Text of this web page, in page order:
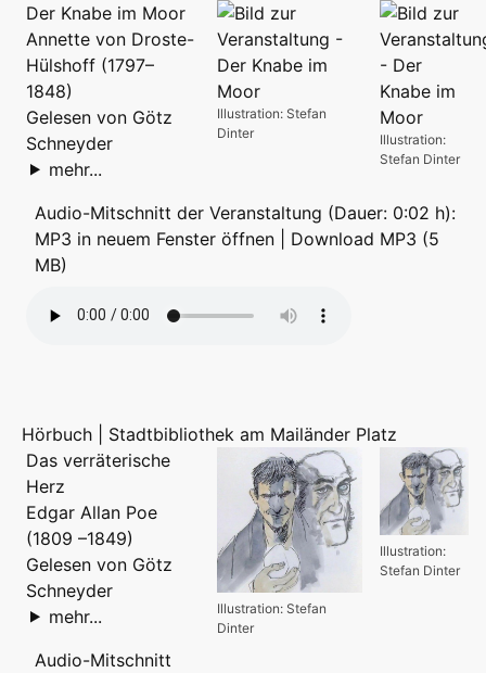
Illustration:
Stefan Dinter
Illustration: Stefan
Dinter
Der Knabe im Moor
Annette von Droste-
Hülshoff (1797–
1848)
Gelesen von Götz
Schneyder
mehr...
Audio-Mitschnitt der Veranstaltung (Dauer: 0:02 h):
MP3 in neuem Fenster öffnen
Download MP3 (5
MB)
Hörbuch | Stadtbibliothek am Mailänder Platz
Illustration:
Stefan Dinter
Illustration: Stefan
Dinter
Das verräterische
Herz
Edgar Allan Poe
(1809 –1849)
Gelesen von Götz
Schneyder
mehr...
Audio-Mitschnitt